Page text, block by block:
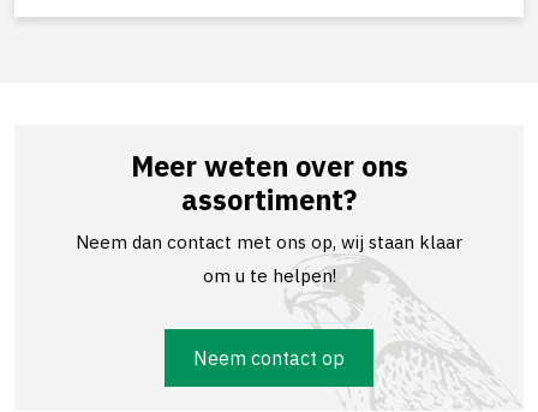
Meer weten over ons
assortiment?
Neem dan contact met ons op, wij staan klaar
om u te helpen!
Neem contact op